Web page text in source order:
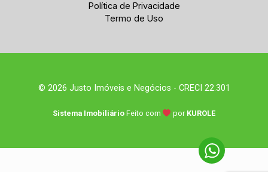
Política de Privacidade
Termo de Uso
© 2026 Justo Imóveis e Negócios - CRECI 22.301
Sistema Imobiliário Feito com por KUROLE